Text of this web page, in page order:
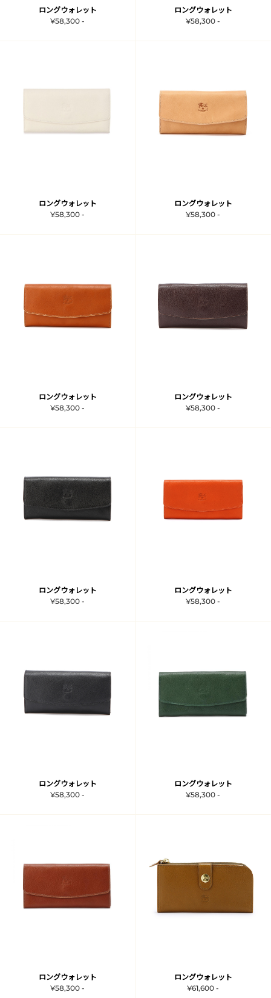
ロングウォレット
¥58,300 -
ロングウォレット
¥58,300 -
ロングウォレット
¥58,300 -
ロングウォレット
¥58,300 -
ロングウォレット
¥58,300 -
ロングウォレット
¥58,300 -
ロングウォレット
¥58,300 -
ロングウォレット
¥58,300 -
ロングウォレット
¥58,300 -
ロングウォレット
¥58,300 -
ロングウォレット
¥58,300 -
ロングウォレット
¥61,600 -